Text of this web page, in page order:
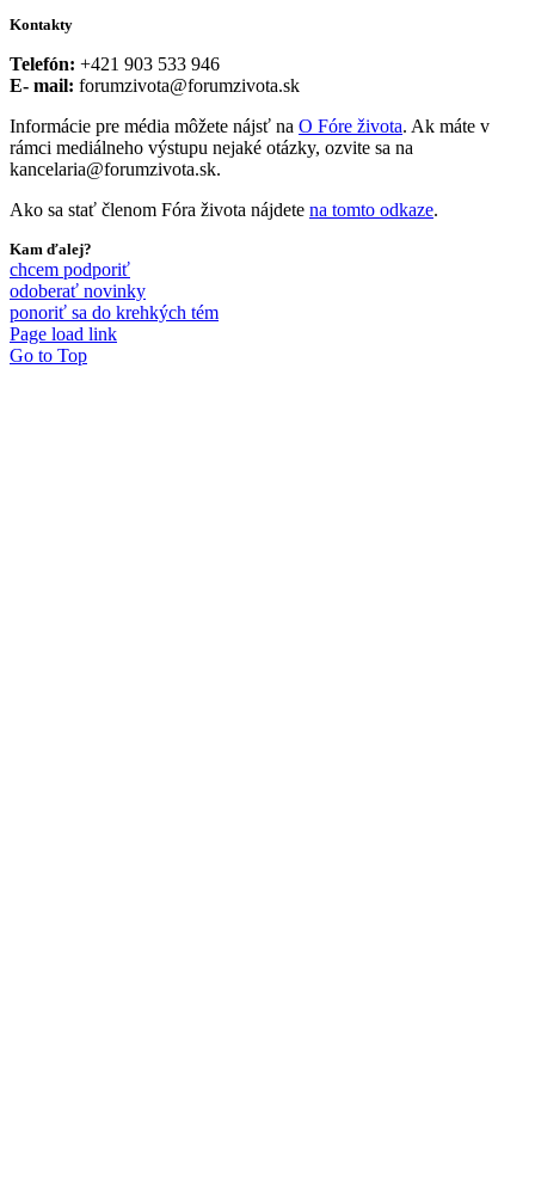
Kontakty
Telefón: +421 903 533 946
E- mail: forumzivota@forumzivota.sk
Informácie pre média môžete nájsť na O Fóre života. Ak máte v
rámci mediálneho výstupu nejaké otázky, ozvite sa na
kancelaria@forumzivota.sk.
Ako sa stať členom Fóra života nájdete na tomto odkaze.
Kam ďalej?
chcem podporiť
odoberať novinky
ponoriť sa do krehkých tém
Page load link
Go to Top